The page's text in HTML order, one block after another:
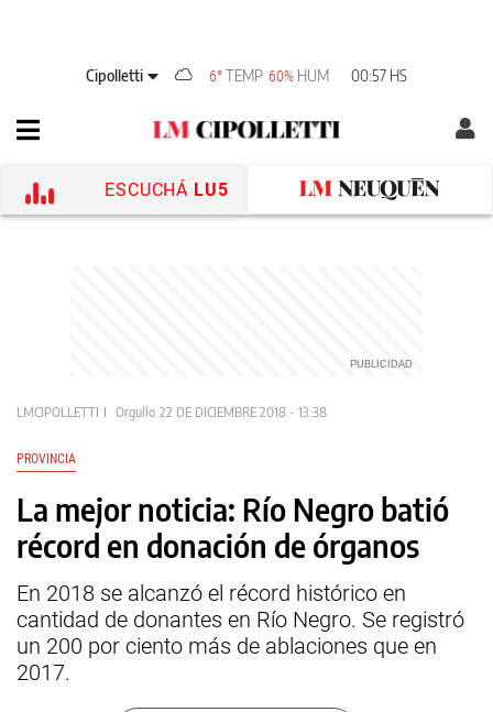
Cipolletti 6°TEMP 60% HUM 00:57 HS
ESCUCHÁ LU5
LMCIPOLLETTI Orgullo 22 DE DICIEMBRE 2018 - 13:38
PROVINCIA
La mejor noticia: Río Negro batió
récord en donación de órganos
En 2018 se alcanzó el récord histórico en
cantidad de donantes en Río Negro. Se registró
un 200 por ciento más de ablaciones que en
2017.